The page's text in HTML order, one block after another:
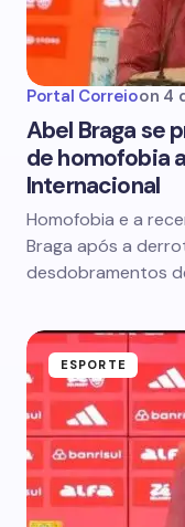
Portal Correioon 4
Abel Braga se
de homofobia
Internacional
Homofobia e a
Braga após a
desdobramentos
ESPORTE